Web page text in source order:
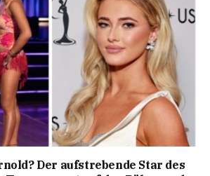
Der aufstrebende Star des